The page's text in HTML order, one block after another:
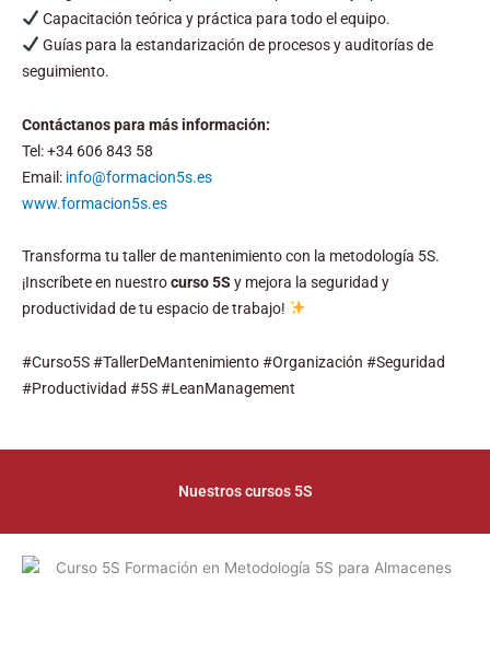
Capacitación teórica y práctica para todo el equipo.
Guías para la estandarización de procesos y auditorías de
seguimiento.
Contáctanos para más información:
Tel: +34 606 843 58
Email: info@formacion5s.es
www.formacion5s.es
Transforma tu taller de mantenimiento con la metodología 5S.
¡Inscríbete en nuestrocurso 5S y mejora la seguridad y
productividad de tu espacio de trabajo!
#Curso5S #TallerDeMantenimiento #Organización #Seguridad
#Productividad #5S #LeanManagement
Nuestros cursos 5S